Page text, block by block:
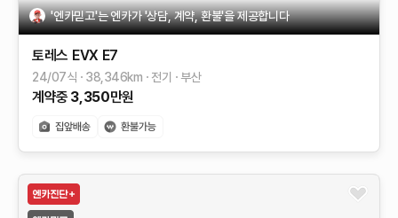
'엔카믿고'는 엔카가 '상담, 계약, 환불'을 제공합니다
토레스 EVX E7
24/07식 38,346km 전기 부산
계약중 3,350만원